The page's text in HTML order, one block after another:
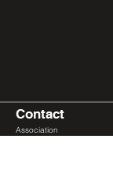
Contact
Association